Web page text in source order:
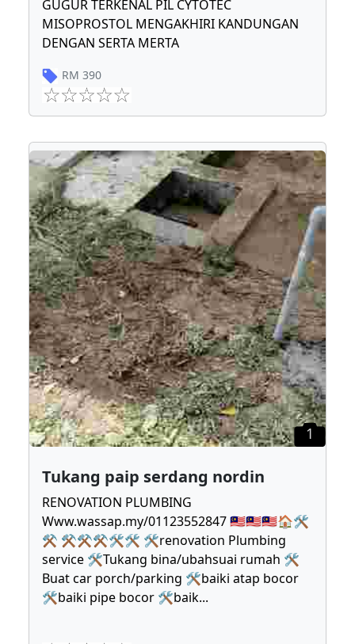
GUGUR TERKENAL PIL CYTOTEC
MISOPROSTOL MENGAKHIRI KANDUNGAN
DENGAN SERTA MERTA
RM 390
1
Tukang paip serdang nordin
RENOVATION PLUMBING
Www.wassap.my/01123552847 🇲🇾🇲🇾🇲🇾🏠🛠
⚒ ⚒⚒⚒🛠🛠 🛠renovation Plumbing
service 🛠Tukang bina/ubahsuai rumah 🛠
Buat car porch/parking 🛠baiki atap bocor
🛠baiki pipe bocor 🛠baik...